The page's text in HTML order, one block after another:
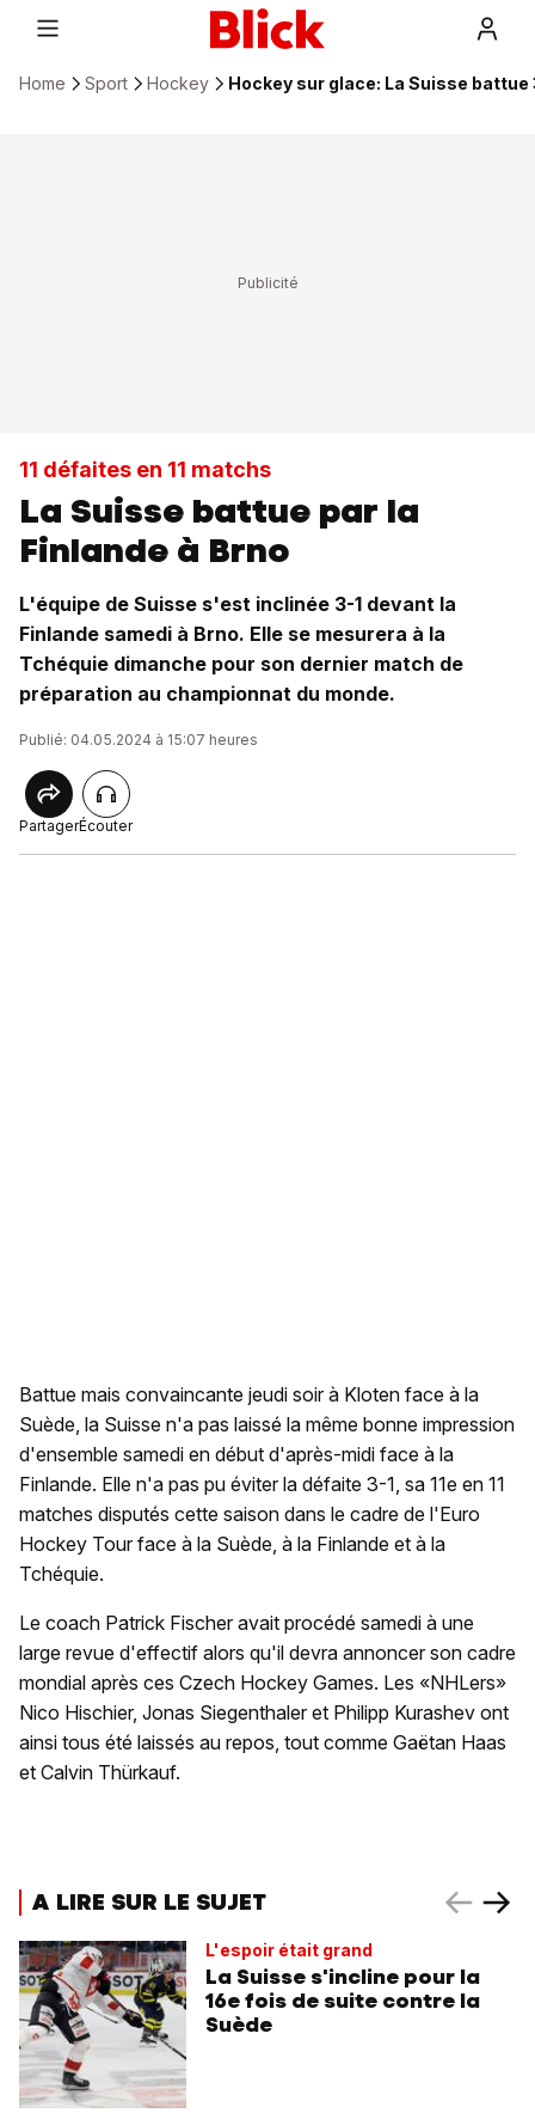
Home Sport Hockey Hockey sur glace: La Suisse battue
11 défaites en 11 matchs
La Suisse battue par la
Finlande à Brno
L'équipe de Suisse s'est inclinée 3-1 devant la
Finlande samedi à Brno. Elle se mesurera à la
Tchéquie dimanche pour son dernier match de
préparation au championnat du monde.
Publié: 04.05.2024 à 15:07 heures
PartagerÉcouter
Battue mais convaincante jeudi soir à Kloten face à la
Suède, la Suisse n'a pas laissé la même bonne impression
d'ensemble samedi en début d'après-midi face à la
Finlande. Elle n'a pas pu éviter la défaite 3-1, sa 11e en 11
matches disputés cette saison dans le cadre de l'Euro
Hockey Tour face à la Suède, à la Finlande et à la
Tchéquie.
Le coach Patrick Fischer avait procédé samedi à une
large revue d'effectif alors qu'il devra annoncer son cadre
mondial après ces Czech Hockey Games. Les «NHLers»
Nico Hischier, Jonas Siegenthaler et Philipp Kurashev ont
ainsi tous été laissés au repos, tout comme Gaëtan Haas
et Calvin Thürkauf.
A LIRE SUR LE SUJET
L'espoir était grand
La Suisse s'incline pour la
16e fois de suite contre la
Suède